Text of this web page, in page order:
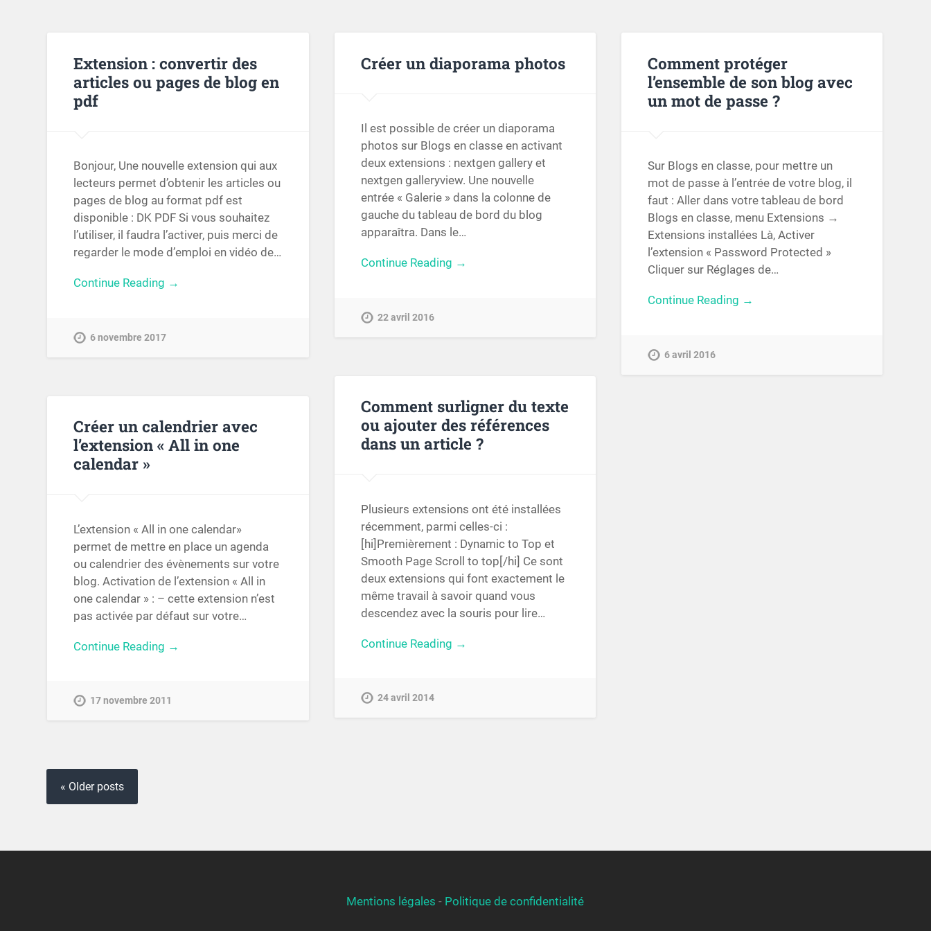
Extension : convertir des
articles ou pages de blog en
pdf
Bonjour, Une nouvelle extension qui aux
lecteurs permet d’obtenir les articles ou
pages de blog au format pdf est
disponible : DK PDF Si vous souhaitez
l’utiliser, il faudra l’activer, puis merci de
regarder le mode d’emploi en vidéo de…
Continue Reading →
6 novembre 2017
Créer un diaporama photos
Il est possible de créer un diaporama
photos sur Blogs en classe en activant
deux extensions : nextgen gallery et
nextgen galleryview. Une nouvelle
entrée « Galerie » dans la colonne de
gauche du tableau de bord du blog
apparaîtra. Dans le…
Continue Reading →
22 avril 2016
Comment protéger
l’ensemble de son blog avec
un mot de passe ?
Sur Blogs en classe, pour mettre un
mot de passe à l’entrée de votre blog, il
faut : Aller dans votre tableau de bord
Blogs en classe, menu Extensions →
Extensions installées Là, Activer
l’extension « Password Protected »
Cliquer sur Réglages de…
Continue Reading →
6 avril 2016
Comment surligner du texte
ou ajouter des références
dans un article ?
Plusieurs extensions ont été installées
récemment, parmi celles-ci :
[hi]Premièrement : Dynamic to Top et
Smooth Page Scroll to top[/hi] Ce sont
deux extensions qui font exactement le
même travail à savoir quand vous
descendez avec la souris pour lire…
Continue Reading →
24 avril 2014
Créer un calendrier avec
l’extension « All in one
calendar »
L’extension « All in one calendar»
permet de mettre en place un agenda
ou calendrier des évènements sur votre
blog. Activation de l’extension « All in
one calendar » : – cette extension n’est
pas activée par défaut sur votre…
Continue Reading →
17 novembre 2011
« Older posts
Mentions légales - Politique de confidentialité